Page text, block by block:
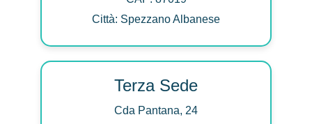
Città: Spezzano Albanese
Terza Sede
Cda Pantana, 24